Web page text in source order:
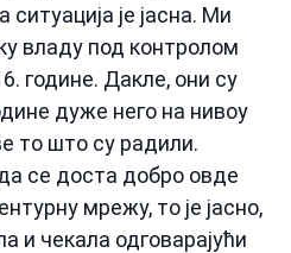
је јасна. Ми
владу под контролом
године. Дакле, они су
дуже него на нивоу
то што су радили.
се доста добро овде
мрежу, то је јасно,
и чекала одговарајући